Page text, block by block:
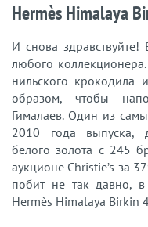
Hermès Himalaya
И снова
любого
нильского крокодила
образом, чтобы
Гималаев. Один из
2010 года выпуска,
белого золота с 245
аукционе Christie’s за
побит не так давно,
Hermès Himalaya Birkin